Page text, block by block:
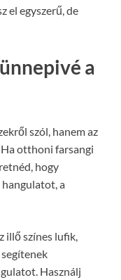
el egyszerű, de
a
szól, hanem az
otthoni farsangi
hogy
a
illő színes lufik,
Használj